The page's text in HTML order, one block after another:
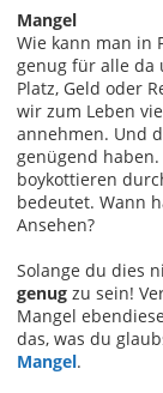
Mangel
Wie kann man in
genug für alle da
Platz, Geld oder
wir zum Leben
annehmen. Und
genügend
boykottieren
bedeutet. Wann
Ansehen?
Solange du dies
genug zu sein!
Mangel
das, was du
Mangel.